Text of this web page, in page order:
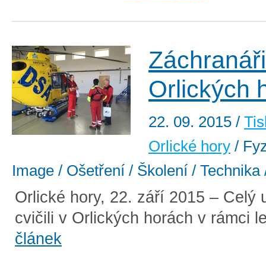
Orlických
22. 09. 2015 /
Orlické hory /
Image / Ošetření / Školení / Technika
Orlické hory, 22. září 2015 – Celý
cvičili v Orlických horách v rámci
článek